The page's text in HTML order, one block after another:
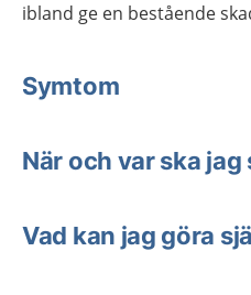
ibland ge en bestående
Symtom
När och var ska jag
Vad kan jag göra